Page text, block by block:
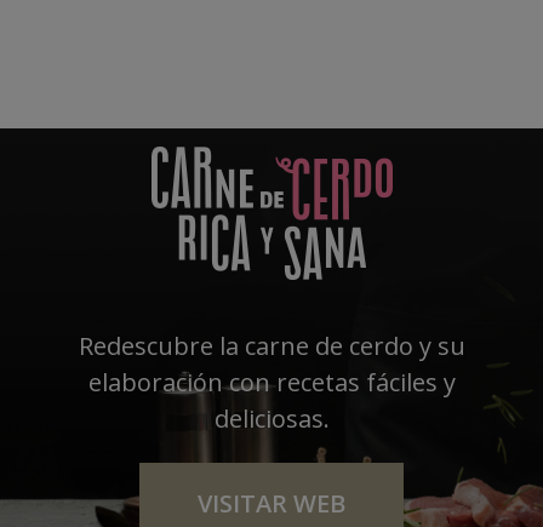
secundarios como vísceras, magro y
tripería.
Redescubre la carne de cerdo y su
elaboración con recetas fáciles y
deliciosas.
VISITAR WEB